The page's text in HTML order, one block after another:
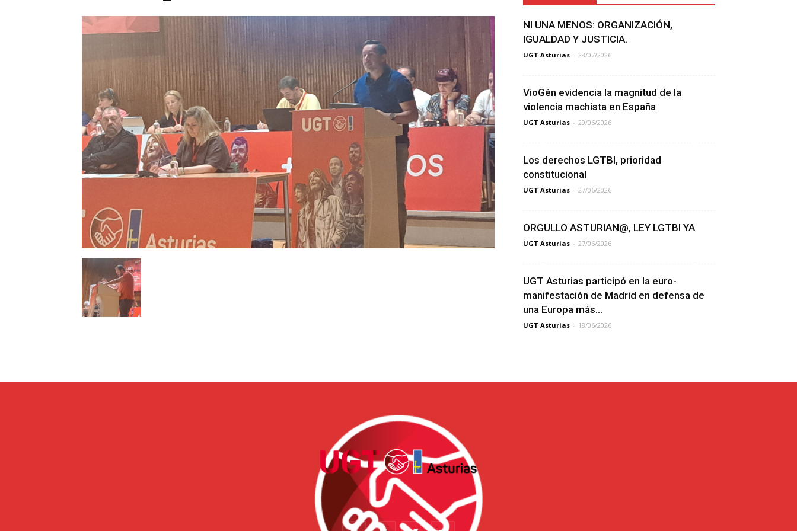
NI UNA MENOS: ORGANIZACIÓN,
IGUALDAD Y JUSTICIA.
UGT Asturias - 28/07/2026
VioGén evidencia la magnitud de la
violencia machista en España
UGT Asturias - 29/06/2026
Los derechos LGTBI, prioridad
constitucional
UGT Asturias - 27/06/2026
ORGULLO ASTURIAN@, LEY LGTBI YA
UGT Asturias - 27/06/2026
UGT Asturias participó en la euro-
manifestación de Madrid en defensa de
una Europa más...
UGT Asturias - 18/06/2026